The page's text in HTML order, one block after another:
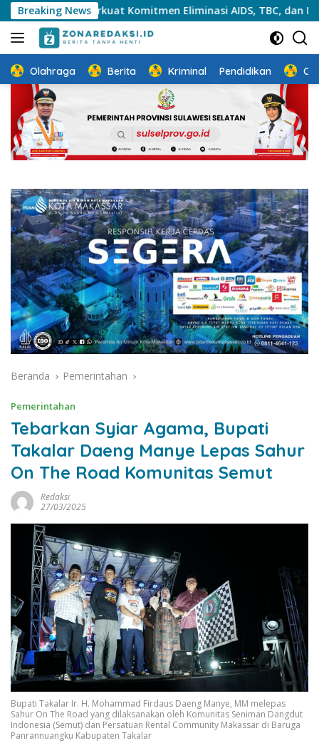
Langsung
ke
konten
Breaking News
Perkuat Komitmen Eliminasi AIDS, TBC, dan Malaria
Olahraga Berita Kriminal Pendidikan
Beranda Pemerintahan
Pemerintahan
Tebarkan Syiar Agama, Bupati
Takalar Daeng Manye Lepas Sahur
On The Road Komunitas Semut
Redaksi
27/03/2025
Bupati Takalar Ir. H. Mohammad Firdaus Daeng Manye, MM melepas
Sahur On The Road yang dilaksanakan oleh Komunitas Seniman Dangdut
Indonesia (Semut) dan Persatuan Rental Community Makassar di Baruga
Panrannuangku Kabupaten Takalar